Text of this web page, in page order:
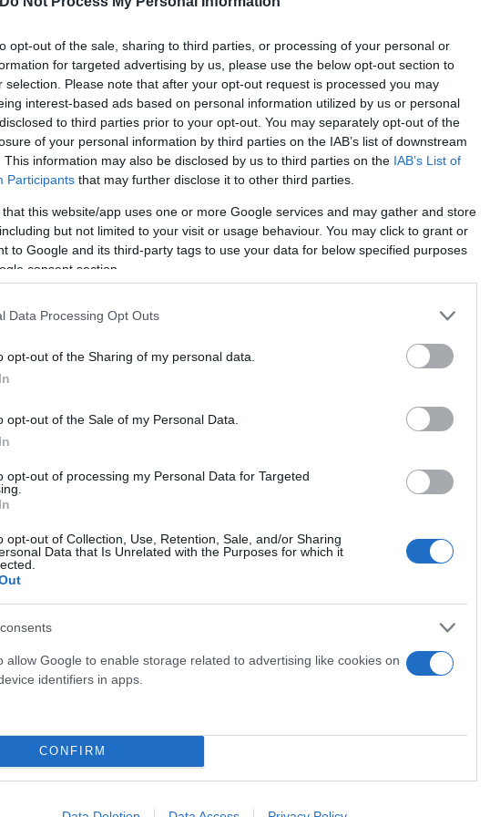
opt-out of the sale, sharing to third parties, or processing of your personal or
for targeted advertising by us, please use the below opt-out section to
selection. Please note that after your opt-out request is processed you may
interest-based ads based on personal information utilized by us or personal
to third parties prior to your opt-out. You may separately opt-out of the
of your personal information by third parties on the IAB’s list of downstream
This information may also be disclosed by us to third parties on the IAB’s List of
Participants that may further disclose it to other third parties.
that this website/app uses one or more Google services and may gather and store
but not limited to your visit or usage behaviour. You may click to grant or
to Google and its third-party tags to use your data for below specified purposes
consent section.
Data Processing Opt Outs
opt-out of the Sharing of my personal data.
opt-out of the Sale of my Personal Data.
opt-out of processing my Personal Data for Targeted
opt-out of Collection, Use, Retention, Sale, and/or Sharing
Data that Is Unrelated with the Purposes for which it
allow Google to enable storage related to advertising like cookies on
identifiers in apps.
CONFIRM
εκλογή του στην Περιφέρεια Πελοποννήσου, καθώς το
Ανατολικής Μακεδονίας και Θράκης, ο Χρήστος
ο Κώστας Αγοραστός έλαβε 41,37%. Πρωτιά σημείωσε και
39,98%.
β’ γύρο
και στα Ιόνια Νησιά, Γιώργος Κασαπίδης και Ρόδη
Γιώργο Αμανατίδη και Ιωάννη Τρεπεκλή.
Γιώργος Αμανατίδης με 35,54%, με τον Γιώργο Κασαπίδη να